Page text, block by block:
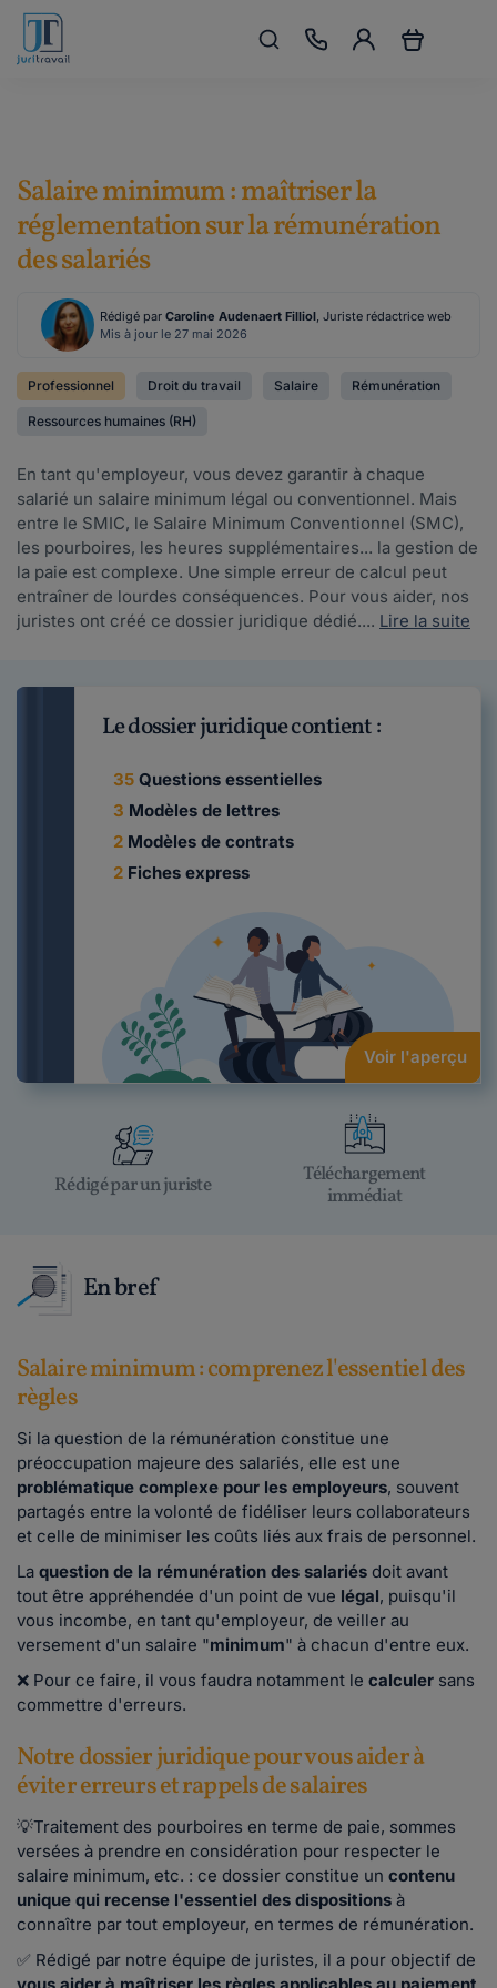
Le dossier juridique contient :
35 Questions essentielles
3 Modèles de lettres
2 Modèles de contrats
2 Fiches express
Voir l'aperçu
Salaire minimum : maîtriser la
réglementation sur la rémunération
des salariés
Rédigé par Caroline Audenaert Filliol, Juriste rédactrice web
Mis à jour le 27 mai 2026
Professionnel Droit du travail Salaire Rémunération
Ressources humaines (RH)
En tant qu'employeur, vous devez garantir à chaque
salarié un salaire minimum légal ou conventionnel. Mais
entre le SMIC, le Salaire Minimum Conventionnel (SMC),
les pourboires, les heures supplémentaires... la gestion de
la paie est complexe. Une simple erreur de calcul peut
entraîner de lourdes conséquences. Pour vous aider, nos
juristes ont créé ce dossier juridique dédié.... Lire la suite
Rédigé par un juriste
Téléchargement
immédiat
En bref
Salaire minimum : comprenez l'essentiel des
règles
Si la question de la rémunération constitue une
préoccupation majeure des salariés, elle est une
problématique complexe pour les employeurs, souvent
partagés entre la volonté de fidéliser leurs collaborateurs
et celle de minimiser les coûts liés aux frais de personnel.
La question de la rémunération des salariés doit avant
tout être appréhendée d'un point de vue légal, puisqu'il
vous incombe, en tant qu'employeur, de veiller au
versement d'un salaire "minimum" à chacun d'entre eux.
❌ Pour ce faire, il vous faudra notamment le calculer sans
commettre d'erreurs.
Notre dossier juridique pour vous aider à
éviter erreurs et rappels de salaires
💡Traitement des pourboires en terme de paie, sommes
versées à prendre en considération pour respecter le
salaire minimum, etc. : ce dossier constitue un contenu
unique qui recense l'essentiel des dispositions à
connaître par tout employeur, en termes de rémunération.
✅ Rédigé par notre équipe de juristes, il a pour objectif de